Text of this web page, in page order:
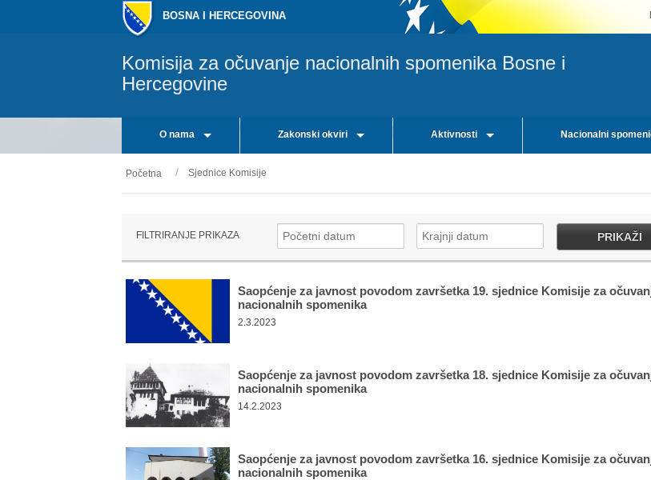
BOSNA I HERCEGOVINA
Komisija za očuvanje nacionalnih spomenika Bosne i
Hercegovine
O nama Zakonski okviri Aktivnosti Nacionalni
Početna Sjednice Komisije
FILTRIRANJE PRIKAZA PRIKAŽI
Saopćenje za javnost povodom završetka 19. sjednice Komisije za
nacionalnih spomenika
2.3.2023
Saopćenje za javnost povodom završetka 18. sjednice Komisije za
nacionalnih spomenika
14.2.2023
Saopćenje za javnost povodom završetka 16. sjednice Komisije za
nacionalnih spomenika